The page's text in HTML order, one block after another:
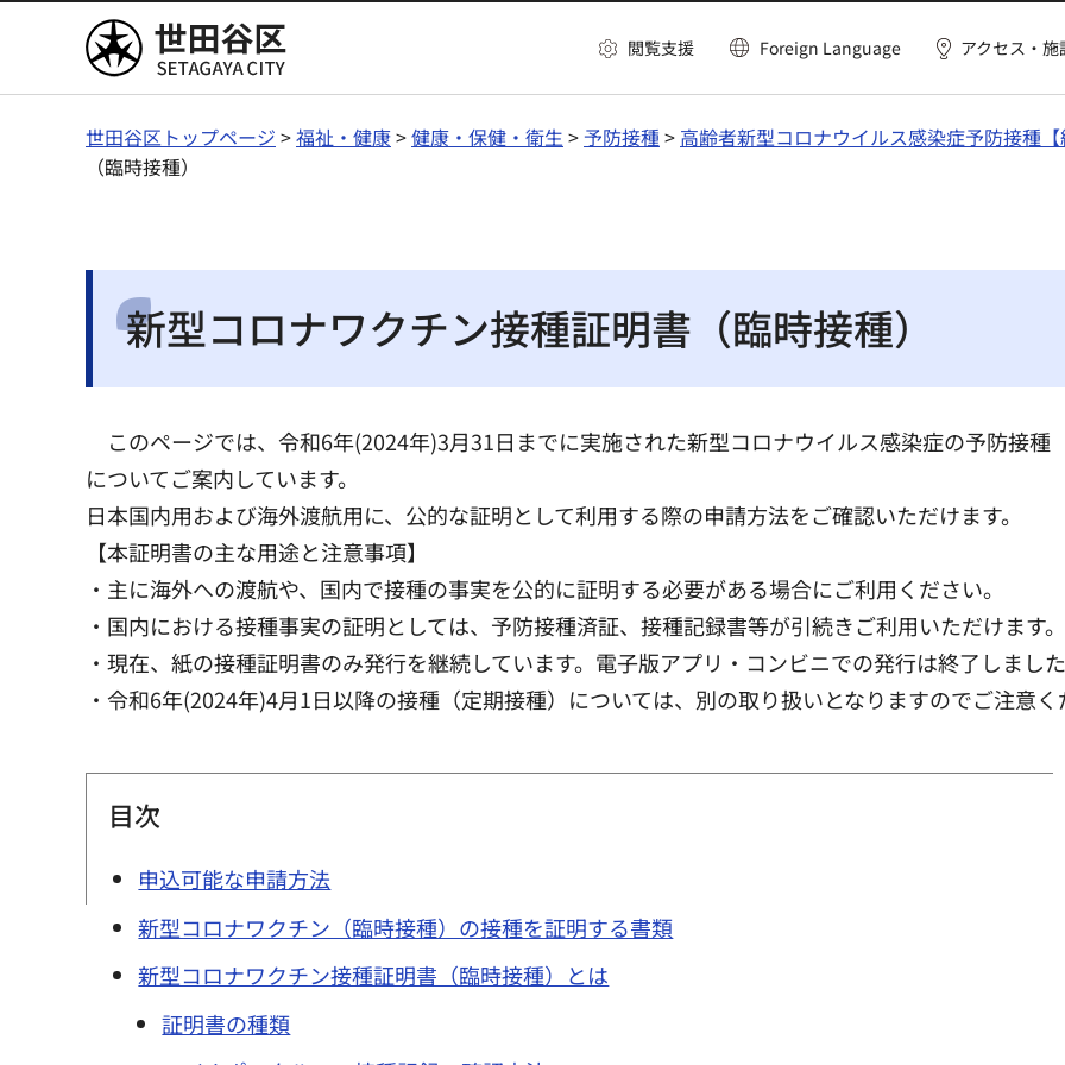
世田谷区 閲覧支援 Foreign Language アクセス・施
世田谷区トップページ >福祉・健康>健康・保健・衛生 >予防接種 > 高齢者新型コロナウイルス感染症予防接種【
（臨時接種）
新型コロナワクチン接種証明書（臨時接種）
このページでは、令和6年(2024年)3月31日までに実施された新型コロナウイルス感染症の予防接
についてご案内しています。
日本国内用および海外渡航用に、公的な証明として利用する際の申請方法をご確認いただけます。
【本証明書の主な用途と注意事項】
・主に海外への渡航や、国内で接種の事実を公的に証明する必要がある場合にご利用ください。
・国内における接種事実の証明としては、予防接種済証、接種記録書等が引続きご利用いただけます。
・現在、紙の接種証明書のみ発行を継続しています。電子版アプリ・コンビニでの発行は終了しました
・令和6年(2024年)4月1日以降の接種（定期接種）については、別の取り扱いとなりますのでご注意く
目次
申込可能な申請方法
新型コロナワクチン（臨時接種）の接種を証明する書類
新型コロナワクチン接種証明書（臨時接種）とは
証明書の種類